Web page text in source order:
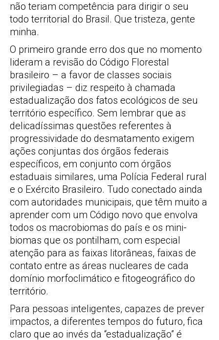
não teriam competência para dirigir o seu
todo territorial do Brasil. Que tristeza, gente
minha.
O primeiro grande erro dos que no momento
lideram a revisão do Código Florestal
brasileiro – a favor de classes sociais
privilegiadas – diz respeito à chamada
estadualização dos fatos ecológicos de seu
território específico. Sem lembrar que as
delicadíssimas questões referentes à
progressividade do desmatamento exigem
ações conjuntas dos órgãos federais
específicos, em conjunto com órgãos
estaduais similares, uma Polícia Federal rural
e o Exército Brasileiro. Tudo conectado ainda
com autoridades municipais, que têm muito a
aprender com um Código novo que envolva
todos os macrobiomas do país e os mini-
biomas que os pontilham, com especial
atenção para as faixas litorâneas, faixas de
contato entre as áreas nucleares de cada
domínio morfoclimático e fitogeográfico do
território.
Para pessoas inteligentes, capazes de prever
impactos, a diferentes tempos do futuro, fica
claro que ao invés da “estadualização” é